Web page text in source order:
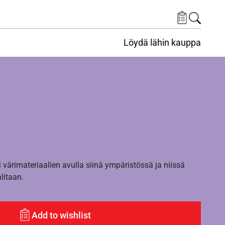
Löydä lähin kauppa
avulla siinä ympäristössä ja niissä
Add to wishlist